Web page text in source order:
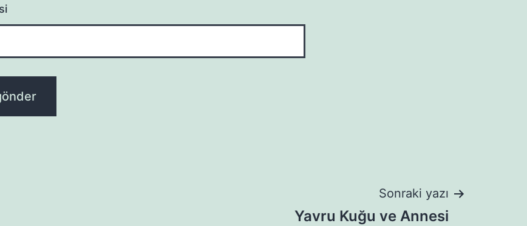
Sonraki yazı
Yavru Kuğu ve Annesi